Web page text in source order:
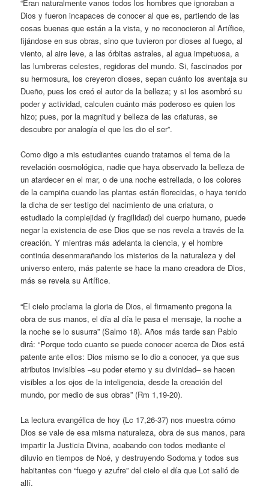
“Eran naturalmente vanos todos los hombres que ignoraban a
Dios y fueron incapaces de conocer al que es, partiendo de las
cosas buenas que están a la vista, y no reconocieron al Artífice,
fijándose en sus obras, sino que tuvieron por dioses al fuego, al
viento, al aire leve, a las órbitas astrales, al agua impetuosa, a
las lumbreras celestes, regidoras del mundo. Si, fascinados por
su hermosura, los creyeron dioses, sepan cuánto los aventaja su
Dueño, pues los creó el autor de la belleza; y si los asombró su
poder y actividad, calculen cuánto más poderoso es quien los
hizo; pues, por la magnitud y belleza de las criaturas, se
descubre por analogía el que les dio el ser”.
Como digo a mis estudiantes cuando tratamos el tema de la
revelación cosmológica, nadie que haya observado la belleza de
un atardecer en el mar, o de una noche estrellada, o los colores
de la campiña cuando las plantas están florecidas, o haya tenido
la dicha de ser testigo del nacimiento de una criatura, o
estudiado la complejidad (y fragilidad) del cuerpo humano, puede
negar la existencia de ese Dios que se nos revela a través de la
creación. Y mientras más adelanta la ciencia, y el hombre
continúa desenmarañando los misterios de la naturaleza y del
universo entero, más patente se hace la mano creadora de Dios,
más se revela su Artífice.
“El cielo proclama la gloria de Dios, el firmamento pregona la
obra de sus manos, el día al día le pasa el mensaje, la noche a
la noche se lo susurra” (Salmo 18). Años más tarde san Pablo
dirá: “Porque todo cuanto se puede conocer acerca de Dios está
patente ante ellos: Dios mismo se lo dio a conocer, ya que sus
atributos invisibles –su poder eterno y su divinidad– se hacen
visibles a los ojos de la inteligencia, desde la creación del
mundo, por medio de sus obras” (Rm 1,19-20).
La lectura evangélica de hoy (Lc 17,26-37) nos muestra cómo
Dios se vale de esa misma naturaleza, obra de sus manos, para
impartir la Justicia Divina, acabando con todos mediante el
diluvio en tiempos de Noé, y destruyendo Sodoma y todos sus
habitantes con “fuego y azufre” del cielo el día que Lot salió de
allí.